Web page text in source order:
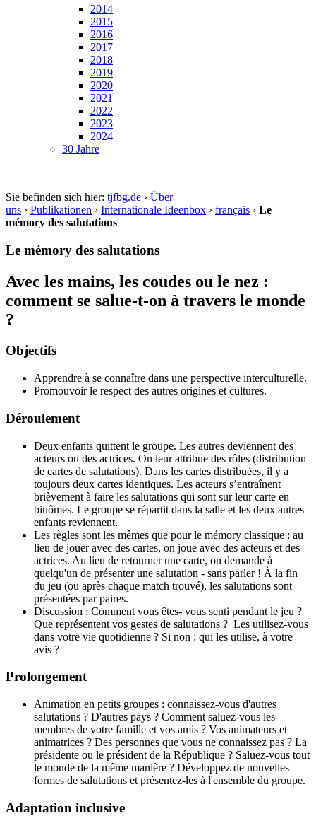
2014
2015
2016
2017
2018
2019
2020
2021
2022
2023
2024
30 Jahre
Sie befinden sich hier: tjfbg.de › Über
uns › Publikationen › Internationale Ideenbox › français › Le
mémory des salutations
Le mémory des salutations
Avec les mains, les coudes ou le nez :
comment se salue-t-on à travers le monde
?
Objectifs
Apprendre à se connaître dans une perspective interculturelle.
Promouvoir le respect des autres origines et cultures.
Déroulement
Deux enfants quittent le groupe. Les autres deviennent des
acteurs ou des actrices. On leur attribue des rôles (distribution
de cartes de salutations). Dans les cartes distribuées, il y a
toujours deux cartes identiques. Les acteurs s’entraînent
brièvement à faire les salutations qui sont sur leur carte en
binômes. Le groupe se répartit dans la salle et les deux autres
enfants reviennent.
Les règles sont les mêmes que pour le mémory classique : au
lieu de jouer avec des cartes, on joue avec des acteurs et des
actrices. Au lieu de retourner une carte, on demande à
quelqu'un de présenter une salutation - sans parler ! À la fin
du jeu (ou après chaque match trouvé), les salutations sont
présentées par paires.
Discussion : Comment vous êtes- vous senti pendant le jeu ?
Que représentent vos gestes de salutations ? Les utilisez-vous
dans votre vie quotidienne ? Si non : qui les utilise, à votre
avis ?
Prolongement
Animation en petits groupes : connaissez-vous d'autres
salutations ? D'autres pays ? Comment saluez-vous les
membres de votre famille et vos amis ? Vos animateurs et
animatrices ? Des personnes que vous ne connaissez pas ? La
présidente ou le président de la République ? Saluez-vous tout
le monde de la même manière ? Développez de nouvelles
formes de salutations et présentez-les à l'ensemble du groupe.
Adaptation inclusive